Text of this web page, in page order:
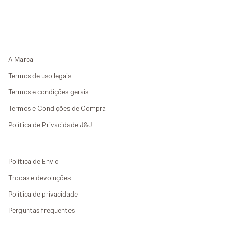
A Marca
Termos de uso legais
Termos e condições gerais
Termos e Condições de Compra
Política de Privacidade J&J
Política de Envio
Trocas e devoluções
Política de privacidade
Perguntas frequentes